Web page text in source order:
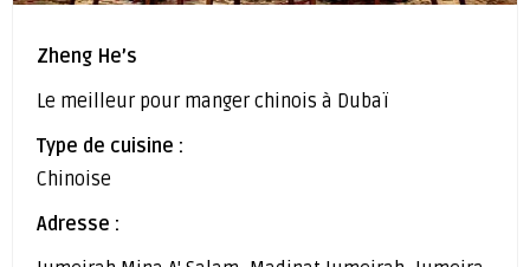
Zheng He’s
Le meilleur pour manger chinois à Dubaï
Type de cuisine :
Chinoise
Adresse :